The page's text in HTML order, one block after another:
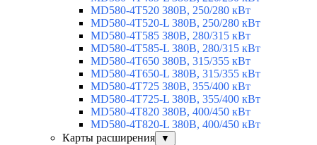
MD580-4T520 380В, 250/280 кВт
MD580-4T520-L 380В, 250/280 кВт
MD580-4T585 380В, 280/315 кВт
MD580-4T585-L 380В, 280/315 кВт
MD580-4T650 380В, 315/355 кВт
MD580-4T650-L 380В, 315/355 кВт
MD580-4T725 380В, 355/400 кВт
MD580-4T725-L 380В, 355/400 кВт
MD580-4T820 380В, 400/450 кВт
MD580-4T820-L 380В, 400/450 кВт
Карты расширения
▼